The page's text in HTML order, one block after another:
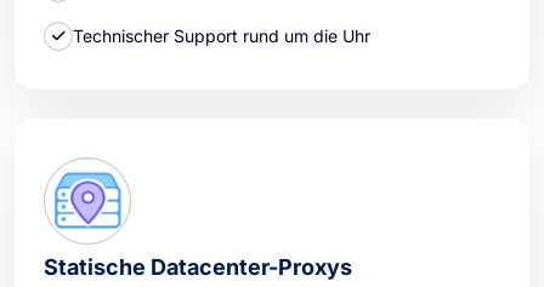
Technischer Support rund um die Uhr
Statische Datacenter-Proxys